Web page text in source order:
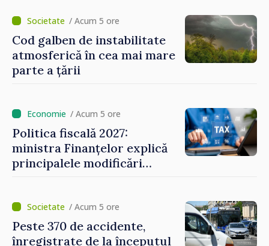
reparație vor fi efectuate în
regim prioritar
/ Acum 5 ore
Cod galben de instabilitate
atmosferică în cea mai mare
parte a țării
/ Acum 5 ore
Politica fiscală 2027:
ministra Finanțelor explică
principalele modificări
locale și rutiere
/ Acum 5 ore
Peste 370 de accidente,
înregistrate de la începutul